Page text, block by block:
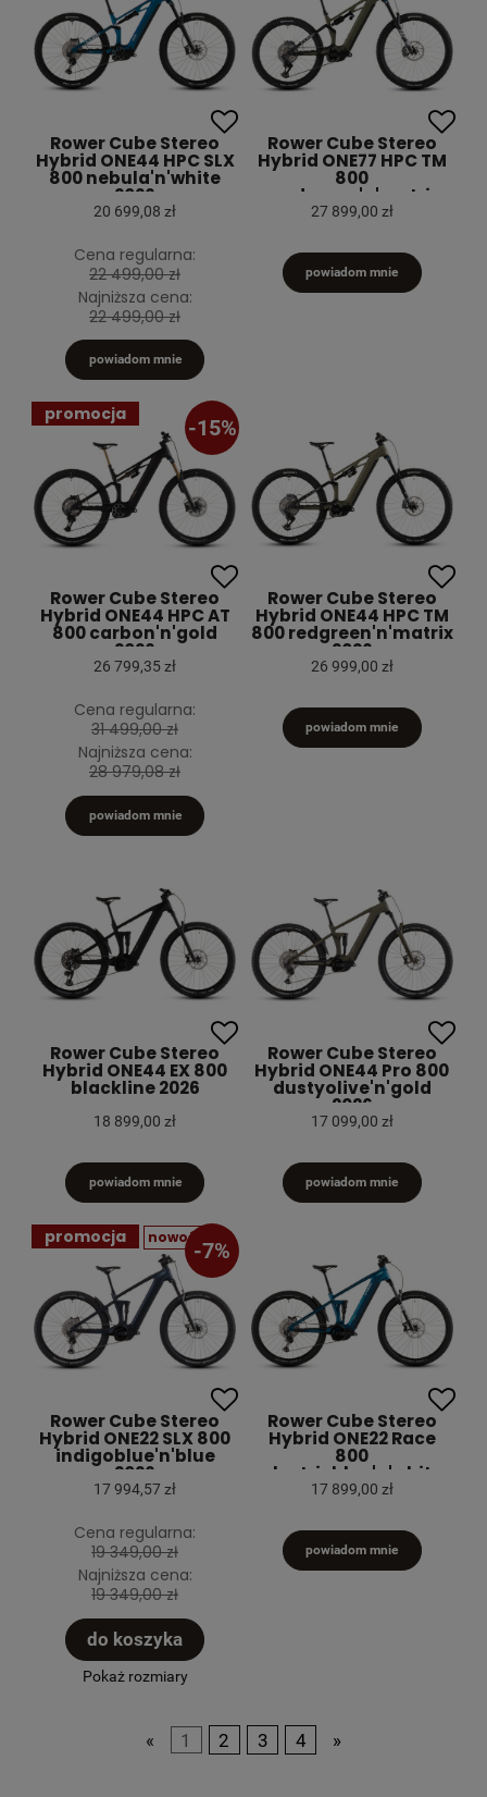
Rower Cube Stereo
Hybrid ONE44 HPC SLX
800 nebula'n'white
2026
20 699,08 zł
Cena regularna:
22 499,00 zł
Najniższa cena:
22 499,00 zł
powiadom mnie
Rower Cube Stereo
Hybrid ONE77 HPC TM
800
reedgreen'n'matrix
2026
27 899,00 zł
powiadom mnie
Rower Cube Stereo
Hybrid ONE44 HPC AT
800 carbon'n'gold
2026
26 799,35 zł
Cena regularna:
31 499,00 zł
Najniższa cena:
28 979,08 zł
powiadom mnie
promocja
-15%
Rower Cube Stereo
Hybrid ONE44 HPC TM
800 redgreen'n'matrix
2026
26 999,00 zł
powiadom mnie
Rower Cube Stereo
Hybrid ONE44 EX 800
blackline 2026
18 899,00 zł
powiadom mnie
Rower Cube Stereo
Hybrid ONE44 Pro 800
dustyolive'n'gold
2026
17 099,00 zł
powiadom mnie
Rower Cube Stereo
Hybrid ONE22 SLX 800
indigoblue'n'blue
2026
17 994,57 zł
Cena regularna:
19 349,00 zł
Najniższa cena:
19 349,00 zł
do koszyka
Pokaż rozmiary
promocja nowość
-7%
Rower Cube Stereo
Hybrid ONE22 Race
800
electricblue'n'white
2026
17 899,00 zł
powiadom mnie
« 1 2 3 4 »